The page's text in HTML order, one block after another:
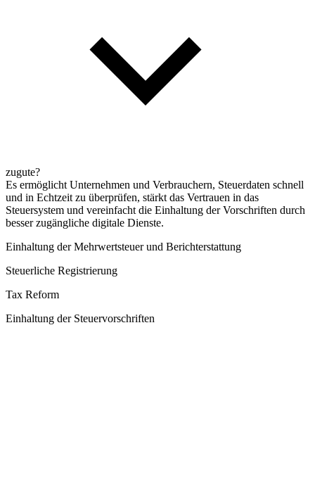
zugute?
Es ermöglicht Unternehmen und Verbrauchern, Steuerdaten schnell
und in Echtzeit zu überprüfen, stärkt das Vertrauen in das
Steuersystem und vereinfacht die Einhaltung der Vorschriften durch
besser zugängliche digitale Dienste.
Einhaltung der Mehrwertsteuer und Berichterstattung
Steuerliche Registrierung
Tax Reform
Einhaltung der Steuervorschriften